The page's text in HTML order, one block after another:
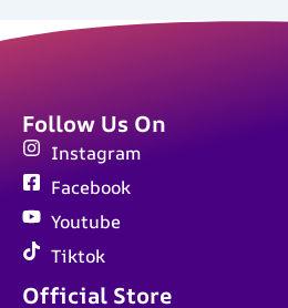
Official Store
Follow Us On
Instagram
Facebook
Youtube
Tiktok